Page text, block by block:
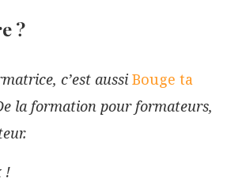
?
c’est aussi Bouge ta
la formation pour formateurs,
!